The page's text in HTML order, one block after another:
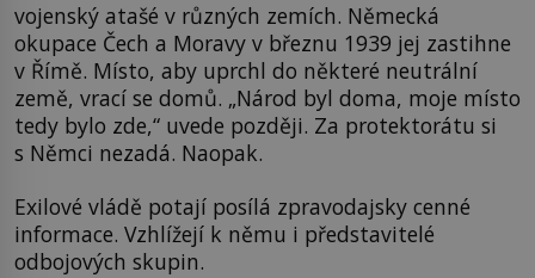
vojenský atašé v různých zemích. Německá
okupace Čech a Moravy v březnu 1939 jej zastihne
v Římě. Místo, aby uprchl do některé neutrální
země, vrací se domů. „Národ byl doma, moje místo
tedy bylo zde,“ uvede později. Za protektorátu si
s Němci nezadá. Naopak.
Exilové vládě potají posílá zpravodajsky cenné
informace. Vzhlížejí k němu i představitelé
odbojových skupin.